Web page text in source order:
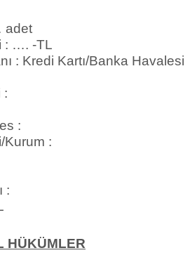
adet
: …. -TL
: Kredi Kartı/Banka Havalesi
:
:
Kurum :
:
HÜKÜMLER